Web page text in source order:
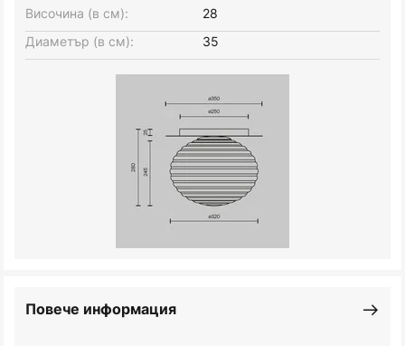
Височина (в см):
28
Диаметър (в см):
35
Повече информация